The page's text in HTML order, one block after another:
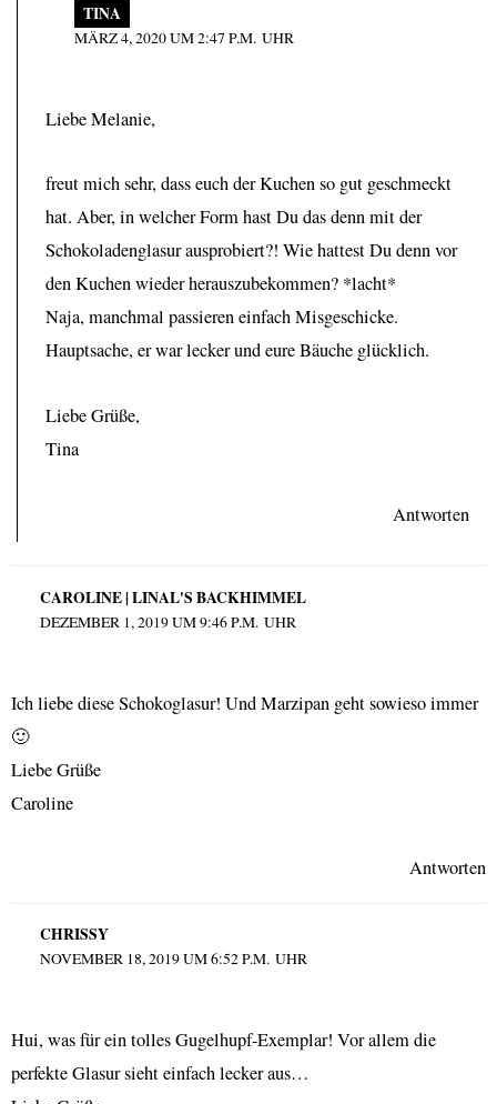
TINA
MÄRZ 4, 2020 UM 2:47 P.M. UHR
Liebe Melanie,
freut mich sehr, dass euch der Kuchen so gut geschmeckt
hat. Aber, in welcher Form hast Du das denn mit der
Schokoladenglasur ausprobiert?! Wie hattest Du denn vor
den Kuchen wieder herauszubekommen? *lacht*
Naja, manchmal passieren einfach Misgeschicke.
Hauptsache, er war lecker und eure Bäuche glücklich.
Liebe Grüße,
Tina
Antworten
CAROLINE | LINAL'S BACKHIMMEL
DEZEMBER 1, 2019 UM 9:46 P.M. UHR
Ich liebe diese Schokoglasur! Und Marzipan geht sowieso immer
🙂
Liebe Grüße
Caroline
Antworten
CHRISSY
NOVEMBER 18, 2019 UM 6:52 P.M. UHR
Hui, was für ein tolles Gugelhupf-Exemplar! Vor allem die
perfekte Glasur sieht einfach lecker aus…